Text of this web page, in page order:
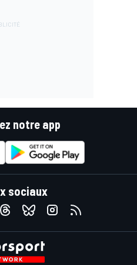
notre app
sociaux